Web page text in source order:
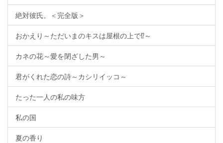
絶対彼氏。＜完全版＞
おかえり～ただいまのキスは屋根の上で⁉～
カネの花～愛を閉ざした男～
君がくれた恋の詩～カシリイッコ～
たった一人の私の味方
私の国
夏の香り